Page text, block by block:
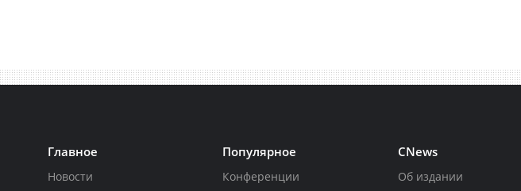
Главное
Новости
Популярное
Конференции
CNews
Об издании